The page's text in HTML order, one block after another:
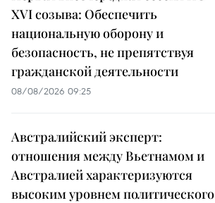
XVI созыва: Обеспечить
национальную оборону и
безопасность, не препятствуя
гражданской деятельности
08/08/2026 09:25
Австралийский эксперт:
отношения между Вьетнамом и
Австралией характеризуются
высоким уровнем политического